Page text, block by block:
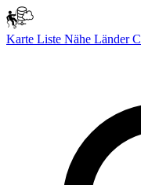
Karte Liste Nähe Länder